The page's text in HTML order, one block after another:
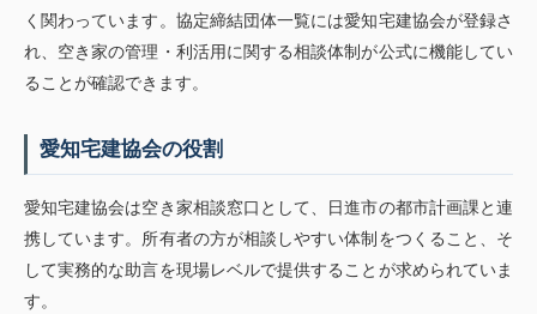
く関わっています。協定締結団体一覧には愛知宅建協会が登録さ
れ、空き家の管理・利活用に関する相談体制が公式に機能してい
ることが確認できます。
愛知宅建協会の役割
愛知宅建協会は空き家相談窓口として、日進市の都市計画課と連
携しています。所有者の方が相談しやすい体制をつくること、そ
して実務的な助言を現場レベルで提供することが求められていま
す。